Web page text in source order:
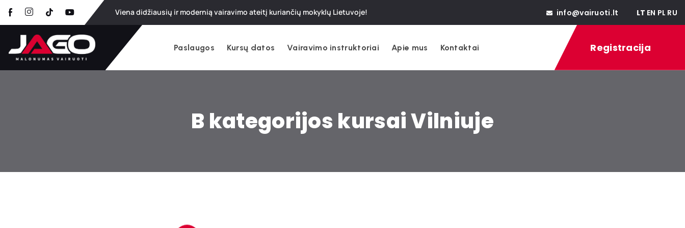
Viena didžiausių ir modernią vairavimo ateitį kuriančių mokyklų Lietuvoje! info@vairuoti.lt LT EN PL RU
Paslaugos Kursų datos Vairavimo instruktoriai Apie mus Kontaktai Registracija
B kategorijos kursai Vilniuje